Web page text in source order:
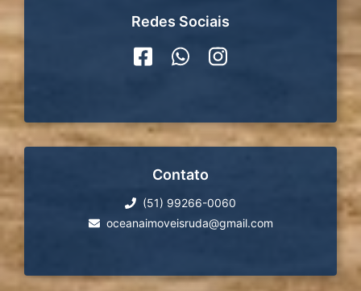
Redes Sociais
Contato
(51) 99266-0060
oceanaimoveisruda@gmail.com